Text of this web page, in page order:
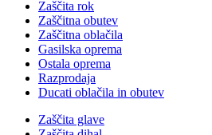
Zaščita rok
Zaščitna obutev
Zaščitna oblačila
Gasilska oprema
Ostala oprema
Razprodaja
Ducati oblačila in obutev
Zaščita glave